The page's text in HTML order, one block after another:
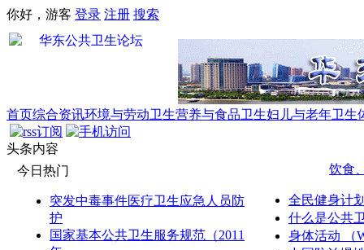
你好，游客 登录 注册 搜索
首页综合资讯环境与劳动卫生营养与食品卫生妇儿与老年卫生
头条内容
今日热门
突发中毒事件医疗卫生应急人员防
护
国家基本公共卫生服务规范（2011
饮食
全民健身计
什么是公共
身体活动 （